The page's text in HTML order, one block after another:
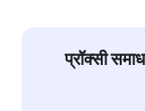
प्रॉक्सी